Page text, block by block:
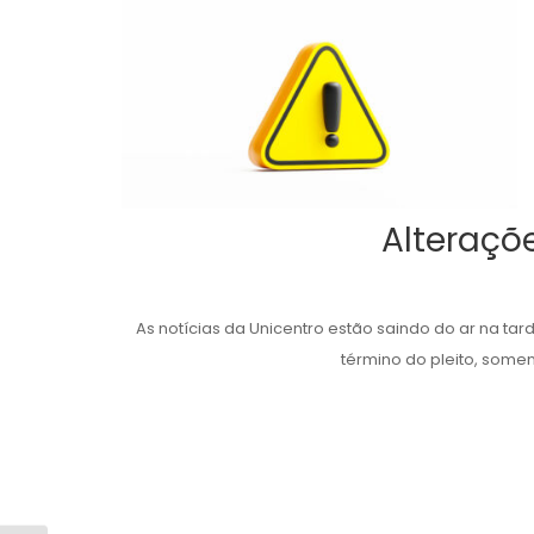
As notícias da Unicentro estão saindo do ar na
término do pleito,